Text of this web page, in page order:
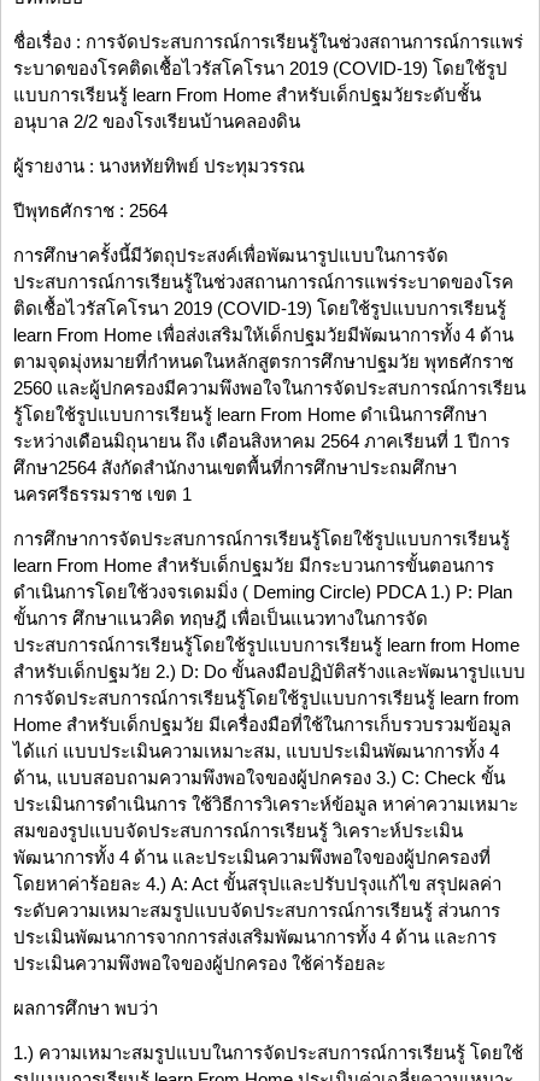
ชื่อเรื่อง : การจัดประสบการณ์การเรียนรู้ในช่วงสถานการณ์การแพร่
ระบาดของโรคติดเชื้อไวรัสโคโรนา 2019 (COVID-19) โดยใช้รูป
แบบการเรียนรู้ learn From Home สำหรับเด็กปฐมวัยระดับชั้น
อนุบาล 2/2 ของโรงเรียนบ้านคลองดิน
ผู้รายงาน : นางหทัยทิพย์ ประทุมวรรณ
ปีพุทธศักราช : 2564
การศึกษาครั้งนี้มีวัตถุประสงค์เพื่อพัฒนารูปแบบในการจัด
ประสบการณ์การเรียนรู้ในช่วงสถานการณ์การแพร่ระบาดของโรค
ติดเชื้อไวรัสโคโรนา 2019 (COVID-19) โดยใช้รูปแบบการเรียนรู้
learn From Home เพื่อส่งเสริมให้เด็กปฐมวัยมีพัฒนาการทั้ง 4 ด้าน
ตามจุดมุ่งหมายที่กำหนดในหลักสูตรการศึกษาปฐมวัย พุทธศักราช
2560 และผู้ปกครองมีความพึงพอใจในการจัดประสบการณ์การเรียน
รู้โดยใช้รูปแบบการเรียนรู้ learn From Home ดำเนินการศึกษา
ระหว่างเดือนมิถุนายน ถึง เดือนสิงหาคม 2564 ภาคเรียนที่ 1 ปีการ
ศึกษา2564 สังกัดสำนักงานเขตพื้นที่การศึกษาประถมศึกษา
นครศรีธรรมราช เขต 1
การศึกษาการจัดประสบการณ์การเรียนรู้โดยใช้รูปแบบการเรียนรู้
learn From Home สำหรับเด็กปฐมวัย มีกระบวนการขั้นตอนการ
ดำเนินการโดยใช้วงจรเดมมิ่ง ( Deming Circle) PDCA 1.) P: Plan
ขั้นการ ศึกษาแนวคิด ทฤษฎี เพื่อเป็นแนวทางในการจัด
ประสบการณ์การเรียนรู้โดยใช้รูปแบบการเรียนรู้ learn from Home
สำหรับเด็กปฐมวัย 2.) D: Do ขั้นลงมือปฏิบัติสร้างและพัฒนารูปแบบ
การจัดประสบการณ์การเรียนรู้โดยใช้รูปแบบการเรียนรู้ learn from
Home สำหรับเด็กปฐมวัย มีเครื่องมือที่ใช้ในการเก็บรวบรวมข้อมูล
ได้แก่ แบบประเมินความเหมาะสม, แบบประเมินพัฒนาการทั้ง 4
ด้าน, แบบสอบถามความพึงพอใจของผู้ปกครอง 3.) C: Check ขั้น
ประเมินการดำเนินการ ใช้วิธีการวิเคราะห์ข้อมูล หาค่าความเหมาะ
สมของรูปแบบจัดประสบการณ์การเรียนรู้ วิเคราะห์ประเมิน
พัฒนาการทั้ง 4 ด้าน และประเมินความพึงพอใจของผู้ปกครองที่
โดยหาค่าร้อยละ 4.) A: Act ขั้นสรุปและปรับปรุงแก้ไข สรุปผลค่า
ระดับความเหมาะสมรูปแบบจัดประสบการณ์การเรียนรู้ ส่วนการ
ประเมินพัฒนาการจากการส่งเสริมพัฒนาการทั้ง 4 ด้าน และการ
ประเมินความพึงพอใจของผู้ปกครอง ใช้ค่าร้อยละ
ผลการศึกษา พบว่า
1.) ความเหมาะสมรูปแบบในการจัดประสบการณ์การเรียนรู้ โดยใช้